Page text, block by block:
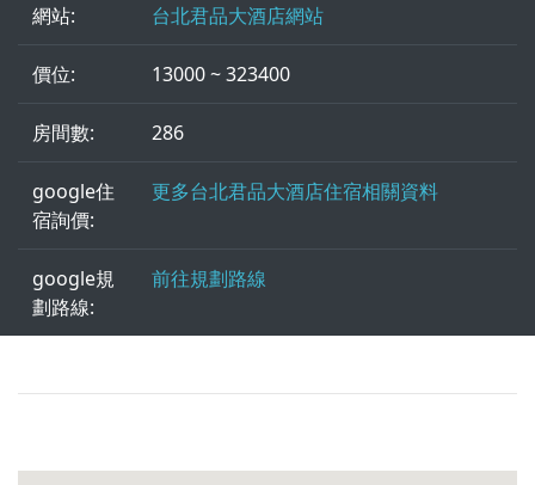
網站: 台北君品大酒店網站
價位: 13000 ~ 323400
房間數: 286
google住
宿詢價:
更多台北君品大酒店住宿相關資料
google規
劃路線:
前往規劃路線